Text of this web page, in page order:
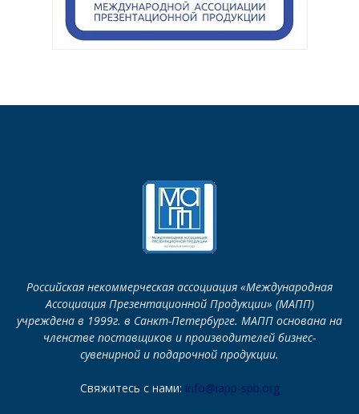
Российская некоммерческая ассоциация «Международная
Ассоциация Презентационной Продукции» (МАПП)
учреждена в 1999г. в Санкт-Петербурге. МАПП основана на
членстве поставщиков и производителей бизнес-
сувенирной и подарочной продукции.
Свяжитесь с нами: info@iapp-spb.org